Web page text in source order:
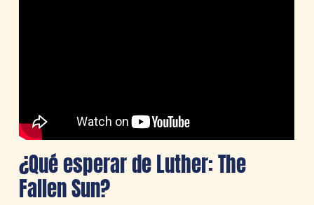
¿Qué esperar de Luther: The
Fallen Sun?